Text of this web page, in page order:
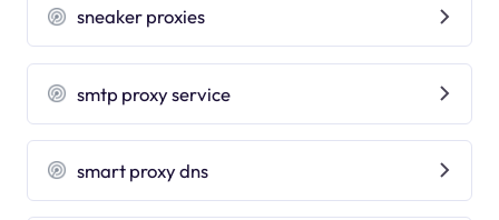
sneaker proxies
smtp proxy service
smart proxy dns